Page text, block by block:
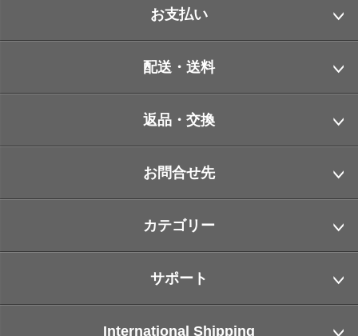
お支払い
配送・送料
返品・交換
お問合せ先
カテゴリー
サポート
International Shipping